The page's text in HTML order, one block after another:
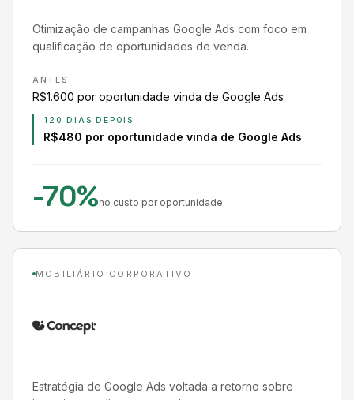
Otimização de campanhas Google Ads com foco em
qualificação de oportunidades de venda.
ANTES
R$1.600 por oportunidade vinda de Google Ads
120 DIAS DEPOIS
R$480 por oportunidade vinda de Google Ads
-70%no custo por oportunidade
MOBILIÁRIO CORPORATIVO
Estratégia de Google Ads voltada a retorno sobre